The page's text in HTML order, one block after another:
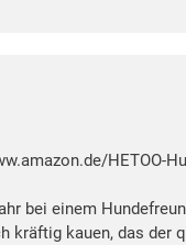
HETOO-
bei einem
kauen, das der